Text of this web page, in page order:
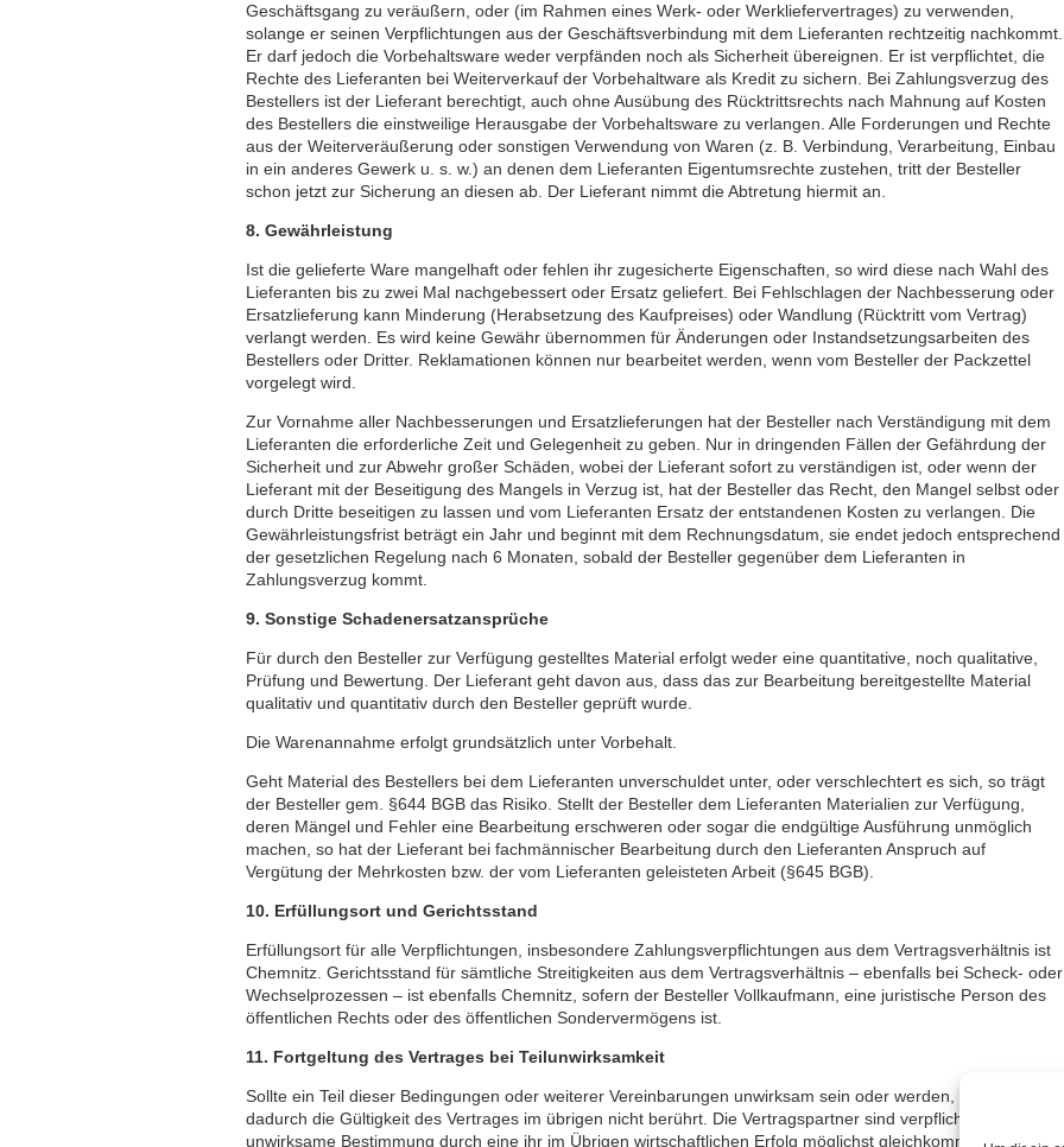
Geschäftsgang zu veräußern, oder (im Rahmen eines Werk- oder Werkliefervertrages) zu verwenden,
solange er seinen Verpflichtungen aus der Geschäftsverbindung mit dem Lieferanten rechtzeitig nachkommt.
Er darf jedoch die Vorbehaltsware weder verpfänden noch als Sicherheit übereignen. Er ist verpflichtet, die
Rechte des Lieferanten bei Weiterverkauf der Vorbehaltware als Kredit zu sichern. Bei Zahlungsverzug des
Bestellers ist der Lieferant berechtigt, auch ohne Ausübung des Rücktrittsrechts nach Mahnung auf Kosten
des Bestellers die einstweilige Herausgabe der Vorbehaltsware zu verlangen. Alle Forderungen und Rechte
aus der Weiterveräußerung oder sonstigen Verwendung von Waren (z. B. Verbindung, Verarbeitung, Einbau
in ein anderes Gewerk u. s. w.) an denen dem Lieferanten Eigentumsrechte zustehen, tritt der Besteller
schon jetzt zur Sicherung an diesen ab. Der Lieferant nimmt die Abtretung hiermit an.
8. Gewährleistung
Ist die gelieferte Ware mangelhaft oder fehlen ihr zugesicherte Eigenschaften, so wird diese nach Wahl des
Lieferanten bis zu zwei Mal nachgebessert oder Ersatz geliefert. Bei Fehlschlagen der Nachbesserung oder
Ersatzlieferung kann Minderung (Herabsetzung des Kaufpreises) oder Wandlung (Rücktritt vom Vertrag)
verlangt werden. Es wird keine Gewähr übernommen für Änderungen oder Instandsetzungsarbeiten des
Bestellers oder Dritter. Reklamationen können nur bearbeitet werden, wenn vom Besteller der Packzettel
vorgelegt wird.
Zur Vornahme aller Nachbesserungen und Ersatzlieferungen hat der Besteller nach Verständigung mit dem
Lieferanten die erforderliche Zeit und Gelegenheit zu geben. Nur in dringenden Fällen der Gefährdung der
Sicherheit und zur Abwehr großer Schäden, wobei der Lieferant sofort zu verständigen ist, oder wenn der
Lieferant mit der Beseitigung des Mangels in Verzug ist, hat der Besteller das Recht, den Mangel selbst oder
durch Dritte beseitigen zu lassen und vom Lieferanten Ersatz der entstandenen Kosten zu verlangen. Die
Gewährleistungsfrist beträgt ein Jahr und beginnt mit dem Rechnungsdatum, sie endet jedoch entsprechend
der gesetzlichen Regelung nach 6 Monaten, sobald der Besteller gegenüber dem Lieferanten in
Zahlungsverzug kommt.
9. Sonstige Schadenersatzansprüche
Für durch den Besteller zur Verfügung gestelltes Material erfolgt weder eine quantitative, noch qualitative,
Prüfung und Bewertung. Der Lieferant geht davon aus, dass das zur Bearbeitung bereitgestellte Material
qualitativ und quantitativ durch den Besteller geprüft wurde.
Die Warenannahme erfolgt grundsätzlich unter Vorbehalt.
Geht Material des Bestellers bei dem Lieferanten unverschuldet unter, oder verschlechtert es sich, so trägt
der Besteller gem. §644 BGB das Risiko. Stellt der Besteller dem Lieferanten Materialien zur Verfügung,
deren Mängel und Fehler eine Bearbeitung erschweren oder sogar die endgültige Ausführung unmöglich
machen, so hat der Lieferant bei fachmännischer Bearbeitung durch den Lieferanten Anspruch auf
Vergütung der Mehrkosten bzw. der vom Lieferanten geleisteten Arbeit (§645 BGB).
10. Erfüllungsort und Gerichtsstand
Erfüllungsort für alle Verpflichtungen, insbesondere Zahlungsverpflichtungen aus dem Vertragsverhältnis ist
Chemnitz. Gerichtsstand für sämtliche Streitigkeiten aus dem Vertragsverhältnis – ebenfalls bei Scheck- oder
Wechselprozessen – ist ebenfalls Chemnitz, sofern der Besteller Vollkaufmann, eine juristische Person des
öffentlichen Rechts oder des öffentlichen Sondervermögens ist.
11. Fortgeltung des Vertrages bei Teilunwirksamkeit
Sollte ein Teil dieser Bedingungen oder weiterer Vereinbarungen unwirksam sein oder werden, so wird
dadurch die Gültigkeit des Vertrages im übrigen nicht berührt. Die Vertragspartner sind verpflichtet, die
unwirksame Bestimmung durch eine ihr im Übrigen wirtschaftlichen Erfolg möglichst gleichkommende